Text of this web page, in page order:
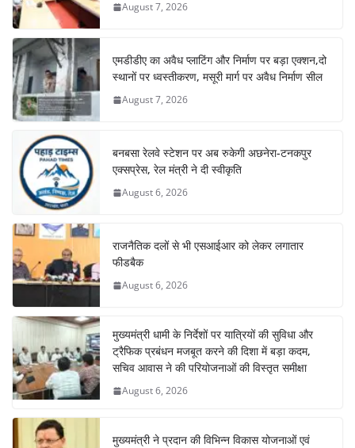
August 7, 2026
एमडीडीए का अवैध प्लाटिंग और निर्माण पर बड़ा एक्शन,दो
स्थानों पर ध्वस्तीकरण, मसूरी मार्ग पर अवैध निर्माण सील
August 7, 2026
बनबसा रेलवे स्टेशन पर अब रुकेगी अछनेरा-टनकपुर
एक्सप्रेस, रेल मंत्री ने दी स्वीकृति
August 6, 2026
राजनैतिक दलों से भी एसआईआर को लेकर लगातार
फीडबैक
August 6, 2026
मुख्यमंत्री धामी के निर्देशों पर यात्रियों की सुविधा और
ट्रैफिक प्रबंधन मजबूत करने की दिशा में बड़ा कदम,
सचिव आवास ने की परियोजनाओं की विस्तृत समीक्षा
August 6, 2026
मुख्यमंत्री ने प्रदान की विभिन्न विकास योजनाओं एवं